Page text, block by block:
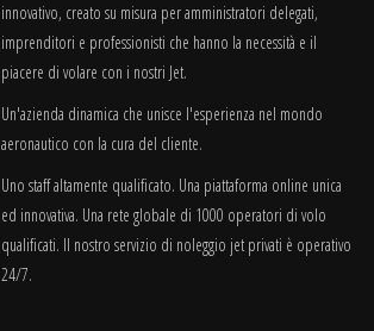
innovativo, creato su misura per amministratori delegati,
imprenditori e professionisti che hanno la necessità e il
piacere di volare con i nostri Jet.
Un'azienda dinamica che unisce l'esperienza nel mondo
aeronautico con la cura del cliente.
Uno staff altamente qualificato. Una piattaforma online unica
ed innovativa. Una rete globale di 1000 operatori di volo
qualificati. Il nostro servizio di noleggio jet privati è operativo
24/7.